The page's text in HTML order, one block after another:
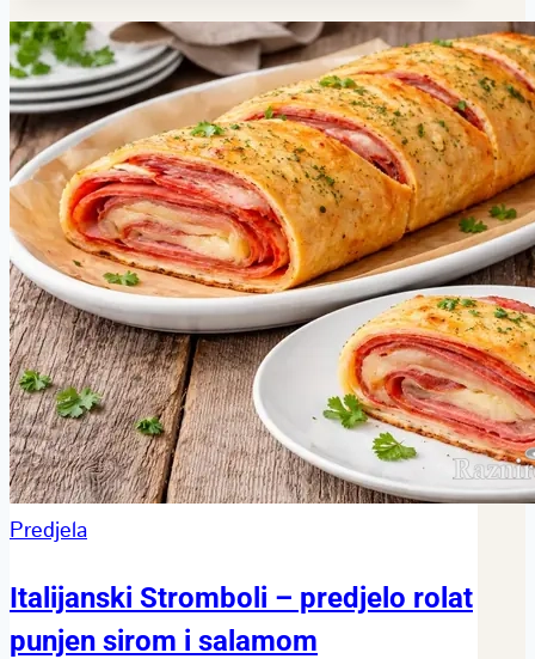
Predjela
Italijanski Stromboli – predjelo rolat
punjen sirom i salamom